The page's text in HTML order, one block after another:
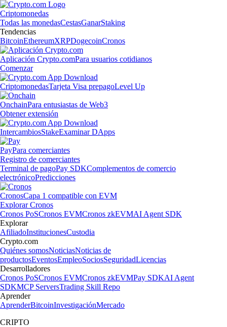
Criptomonedas
Todas las monedasCestasGanarStaking
Tendencias
BitcoinEthereumXRPDogecoinCronos
Aplicación Crypto.comPara usuarios cotidianos
Comenzar
CriptomonedasTarjeta Visa prepagoLevel Up
OnchainPara entusiastas de Web3
Obtener extensión
IntercambiosStakeExaminar DApps
PayPara comerciantes
Registro de comerciantes
Terminal de pagoPay SDKComplementos de comercio
electrónicoPredicciones
CronosCapa 1 compatible con EVM
Explorar Cronos
Cronos PoSCronos EVMCronos zkEVMAI Agent SDK
Explorar
AfiliadoInstitucionesCustodia
Crypto.com
Quiénes somosNoticiasNoticias de
productosEventosEmpleoSociosSeguridadLicencias
Desarrolladores
Cronos PoSCronos EVMCronos zkEVMPay SDKAI Agent
SDKMCP ServersTrading Skill Repo
Aprender
AprenderBitcoinInvestigaciónMercado
CRIPTO